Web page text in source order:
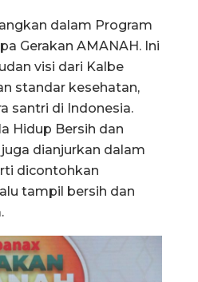
dalam Program
Gerakan AMANAH. Ini
visi dari Kalbe
standar kesehatan,
santri di Indonesia.
Hidup Bersih dan
dianjurkan dalam
dicontohkan
tampil bersih dan